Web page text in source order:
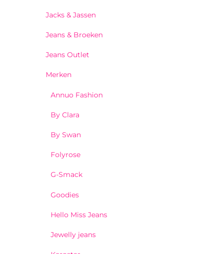
Jacks & Jassen
Jeans & Broeken
Jeans Outlet
Merken
Annuo Fashion
By Clara
By Swan
Folyrose
G-Smack
Goodies
Hello Miss Jeans
Jewelly jeans